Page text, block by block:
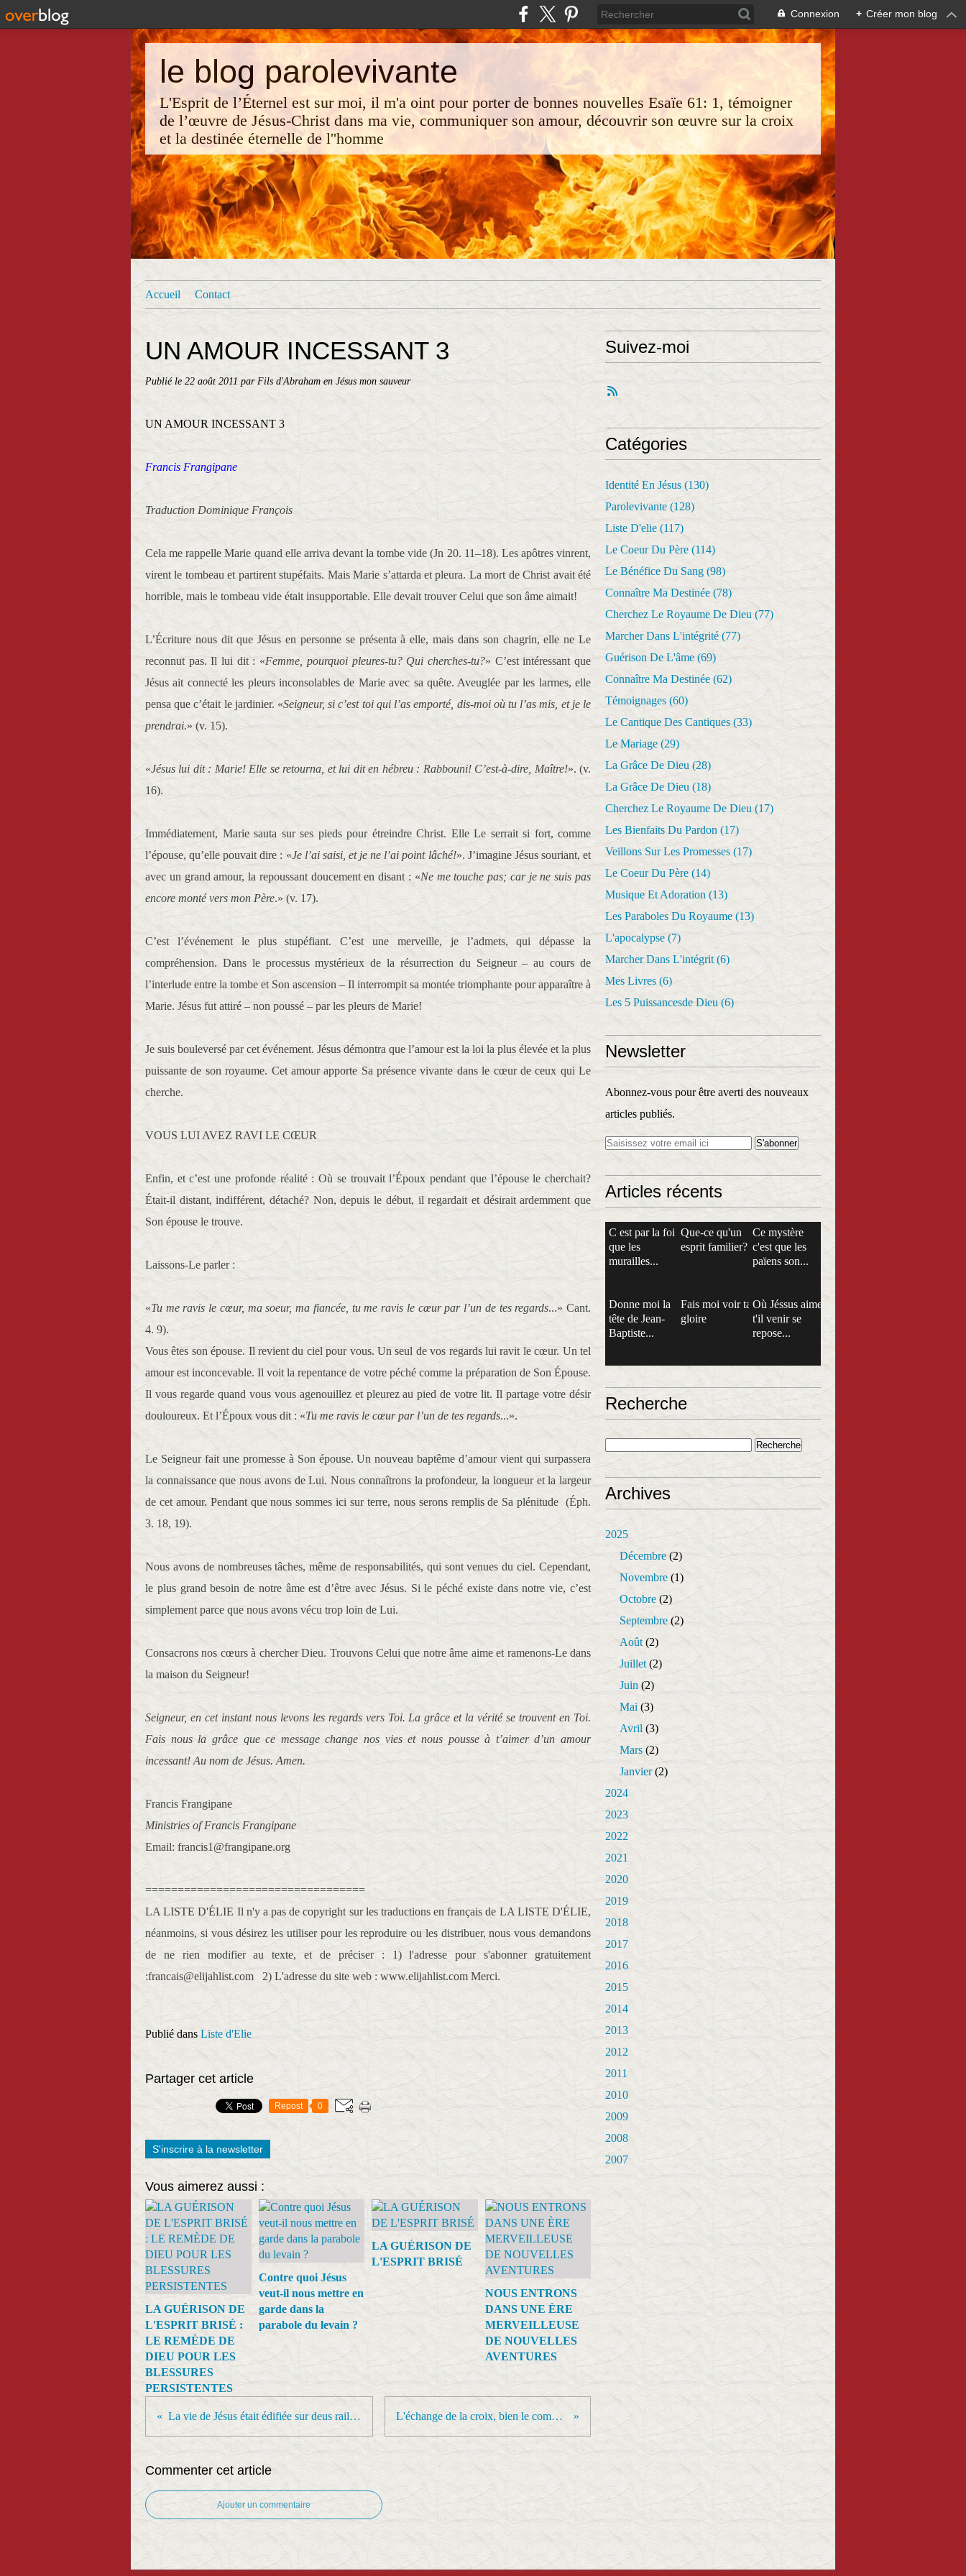
Connexion + Créer mon blog
le blog parolevivante
L'Esprit de l’Éternel est sur moi, il m'a oint pour porter de bonnes nouvelles Esaïe 61: 1, témoigner
de l’œuvre de Jésus-Christ dans ma vie, communiquer son amour, découvrir son œuvre sur la croix
et la destinée éternelle de l''homme
Accueil Contact
UN AMOUR INCESSANT 3
Publié le 22 août 2011 par Fils d'Abraham en Jésus mon sauveur
UN AMOUR INCESSANT 3
Francis Frangipane
Traduction Dominique François
Cela me rappelle Marie quand elle arriva devant la tombe vide (Jn 20. 11–18). Les apôtres vinrent,
virent le tombeau et partirent stupéfaits. Mais Marie s’attarda et pleura. La mort de Christ avait été
horrible, mais le tombeau vide était insupportable. Elle devait trouver Celui que son âme aimait!
L’Écriture nous dit que Jésus en personne se présenta à elle, mais dans son chagrin, elle ne Le
reconnut pas. Il lui dit : «Femme, pourquoi pleures-tu? Qui cherches-tu?» C’est intéressant que
Jésus ait connecté les pleurs inconsolables de Marie avec sa quête. Aveuglée par les larmes, elle
pensa que c’était le jardinier. «Seigneur, si c’est toi qui l’as emporté, dis-moi où tu l’as mis, et je le
prendrai.» (v. 15).
«Jésus lui dit : Marie! Elle se retourna, et lui dit en hébreu : Rabbouni! C’est-à-dire, Maître!». (v.
16).
Immédiatement, Marie sauta sur ses pieds pour étreindre Christ. Elle Le serrait si fort, comme
l’épouse, qu’elle pouvait dire : «Je l’ai saisi, et je ne l’ai point lâché!». J’imagine Jésus souriant, et
avec un grand amour, la repoussant doucement en disant : «Ne me touche pas; car je ne suis pas
encore monté vers mon Père.» (v. 17).
C’est l’événement le plus stupéfiant. C’est une merveille, je l’admets, qui dépasse la
compréhension. Dans le processus mystérieux de la résurrection du Seigneur – au cours de
l’interlude entre la tombe et Son ascension – Il interrompit sa montée triomphante pour apparaître à
Marie. Jésus fut attiré – non poussé – par les pleurs de Marie!
Je suis bouleversé par cet événement. Jésus démontra que l’amour est la loi la plus élevée et la plus
puissante de son royaume. Cet amour apporte Sa présence vivante dans le cœur de ceux qui Le
cherche.
VOUS LUI AVEZ RAVI LE CŒUR
Enfin, et c’est une profonde réalité : Où se trouvait l’Époux pendant que l’épouse le cherchait?
Était-il distant, indifférent, détaché? Non, depuis le début, il regardait et désirait ardemment que
Son épouse le trouve.
Laissons-Le parler :
«Tu me ravis le cœur, ma soeur, ma fiancée, tu me ravis le cœur par l’un de tes regards...» Cant.
4. 9).
Vous êtes son épouse. Il revient du ciel pour vous. Un seul de vos regards lui ravit le cœur. Un tel
amour est inconcevable. Il voit la repentance de votre péché comme la préparation de Son Épouse.
Il vous regarde quand vous vous agenouillez et pleurez au pied de votre lit. Il partage votre désir
douloureux. Et l’Époux vous dit : «Tu me ravis le cœur par l’un de tes regards...».
Le Seigneur fait une promesse à Son épouse. Un nouveau baptême d’amour vient qui surpassera
la connaissance que nous avons de Lui. Nous connaîtrons la profondeur, la longueur et la largeur
de cet amour. Pendant que nous sommes ici sur terre, nous serons remplis de Sa plénitude (Éph.
3. 18, 19).
Nous avons de nombreuses tâches, même de responsabilités, qui sont venues du ciel. Cependant,
le plus grand besoin de notre âme est d’être avec Jésus. Si le péché existe dans notre vie, c’est
simplement parce que nous avons vécu trop loin de Lui.
Consacrons nos cœurs à chercher Dieu. Trouvons Celui que notre âme aime et ramenons-Le dans
la maison du Seigneur!
Seigneur, en cet instant nous levons les regards vers Toi. La grâce et la vérité se trouvent en Toi.
Fais nous la grâce que ce message change nos vies et nous pousse à t’aimer d’un amour
incessant! Au nom de Jésus. Amen.
Francis Frangipane
Ministries of Francis Frangipane
Email: francis1@frangipane.org
==================================
LA LISTE D'ÉLIE Il n'y a pas de copyright sur les traductions en français de LA LISTE D'ÉLIE,
néanmoins, si vous désirez les utiliser pour les reproduire ou les distribuer, nous vous demandons
de ne rien modifier au texte, et de préciser : 1) l'adresse pour s'abonner gratuitement
:francais@elijahlist.com 2) L'adresse du site web : www.elijahlist.com Merci.
Publié dans Liste d'Elie
Partager cet article
Repost 0
S'inscrire à la newsletter
Vous aimerez aussi :
LA GUÉRISON DE
L'ESPRIT BRISÉ :
LE REMÈDE DE
DIEU POUR LES
BLESSURES
PERSISTENTES
Contre quoi Jésus
veut-il nous mettre en
garde dans la
parabole du levain ?
LA GUÉRISON DE
L'ESPRIT BRISÉ
NOUS ENTRONS
DANS UNE ÈRE
MERVEILLEUSE
DE NOUVELLES
AVENTURES
La vie de Jésus était édifiée sur deus rails : l’amour et la sainteté L'échange de la croix, bien le comprendre pour le vivre:-
Commenter cet article
Ajouter un commentaire
Suivez-moi
Catégories
Identité En Jésus (130)
Parolevivante (128)
Liste D'elie (117)
Le Coeur Du Père (114)
Le Bénéfice Du Sang (98)
Connaître Ma Destinée (78)
Cherchez Le Royaume De Dieu (77)
Marcher Dans L'intégrité (77)
Guérison De L'âme (69)
Connaître Ma Destinée (62)
Témoignages (60)
Le Cantique Des Cantiques (33)
Le Mariage (29)
La Grâce De Dieu (28)
La Grâce De Dieu (18)
Cherchez Le Royaume De Dieu (17)
Les Bienfaits Du Pardon (17)
Veillons Sur Les Promesses (17)
Le Coeur Du Père (14)
Musique Et Adoration (13)
Les Paraboles Du Royaume (13)
L'apocalypse (7)
Marcher Dans L'intégrit (6)
Mes Livres (6)
Les 5 Puissancesde Dieu (6)
Newsletter
Abonnez-vous pour être averti des nouveaux
articles publiés.
Articles récents
C est par la foi
que les
murailles...
Que-ce qu'un
esprit familier?
Ce mystère
c'est que les
païens son...
Donne moi la
tête de Jean-
Baptiste...
Fais moi voir ta
gloire
Où Jéssus aime
t'il venir se
repose...
Recherche
Archives
2025
Décembre (2)
Novembre (1)
Octobre (2)
Septembre (2)
Août (2)
Juillet (2)
Juin (2)
Mai (3)
Avril (3)
Mars (2)
Janvier(2)
2024
2023
2022
2021
2020
2019
2018
2017
2016
2015
2014
2013
2012
2011
2010
2009
2008
2007